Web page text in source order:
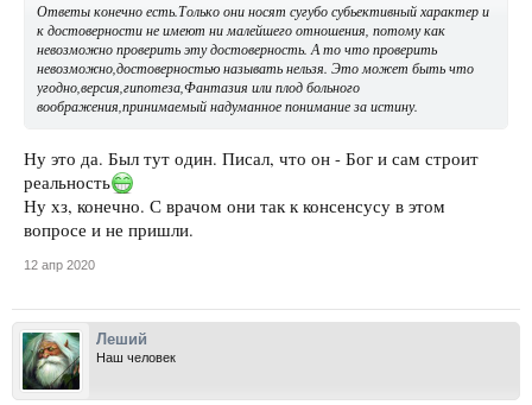
Ответы конечно есть.Только они носят сугубо субьективный характер и
к достоверности не имеют ни малейшего отношения, потому как
невозможно проверить эту достоверность. А то что проверить
невозможно,достоверностью называть нельзя. Это может быть что
угодно,версия,гипотеза,Фантазия или плод больного
воображения,принимаемый надуманное понимание за истину.
Ну это да. Был тут один. Писал, что он - Бог и сам строит
реальность
Ну хз, конечно. С врачом они так к консенсусу в этом
вопросе и не пришли.
12 апр 2020
Леший
Наш человек